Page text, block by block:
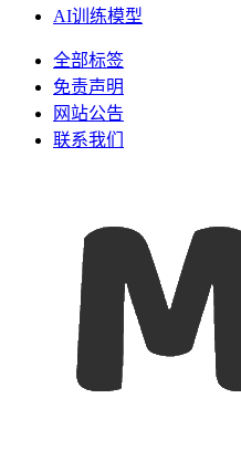
AI训练模型
全部标签
免责声明
网站公告
联系我们